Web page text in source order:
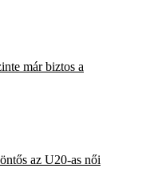
már biztos a
az U20-as női